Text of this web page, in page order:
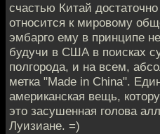
счастью Китай
относится к мировому
эмбарго ему в принципе
будучи в США в поисках
полгорода, и на всем,
метка "Made in China".
американская вещь,
это засушенная голова
Луизиане. =)